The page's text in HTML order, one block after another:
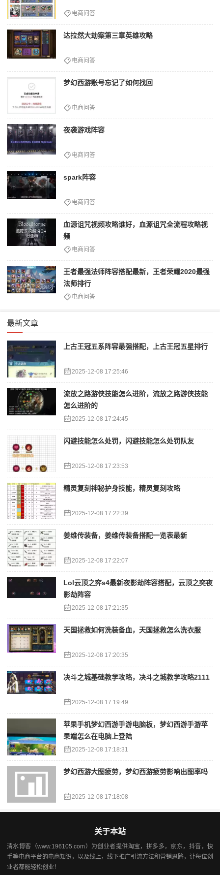
电商问答
达拉然大劫案第三章英雄攻略
电商问答
梦幻西游账号忘记了如何找回
电商问答
夜袭游戏阵容
电商问答
spark阵容
电商问答
血源诅咒视频攻略谁好，血源诅咒全流程攻略视
频
电商问答
王者最强法师阵容搭配最新，王者荣耀2020最强
法师排行
电商问答
最新文章
上古王冠五系阵容最强搭配，上古王冠五星排行
2025-12-08 17:25:46
流放之路游侠技能怎么进阶，流放之路游侠技能
怎么进阶的
2025-12-08 17:24:45
闪避技能怎么处罚，闪避技能怎么处罚队友
2025-12-08 17:23:53
精灵复刻神秘护身技能，精灵复刻攻略
2025-12-08 17:22:39
姜维传装备，姜维传装备搭配一览表最新
2025-12-08 17:22:07
Lol云顶之弈s4最新夜影劫阵容搭配，云顶之奕夜
影劫阵容
2025-12-08 17:21:35
天国拯救如何洗装备血，天国拯救怎么洗衣服
2025-12-08 17:20:35
决斗之城基础教学攻略，决斗之城教学攻略2111
2025-12-08 17:19:49
苹果手机梦幻西游手游电脑板，梦幻西游手游苹
果端怎么在电脑上登陆
2025-12-08 17:18:31
梦幻西游大图疲劳，梦幻西游疲劳影响出图率吗
2025-12-08 17:18:08
关于本站
清水博客（www.196105.com）为创业者提供淘宝，拼多多，京东，抖音，快
手等电商平台的电商知识，以及线上，线下推广引流方法和营销思路，让每位创
业者都能轻松创业！